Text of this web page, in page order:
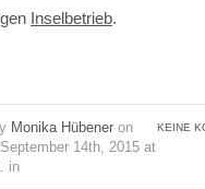
Inselbetrieb.
KEINE
Monika Hübener on
14th, 2015 at
in